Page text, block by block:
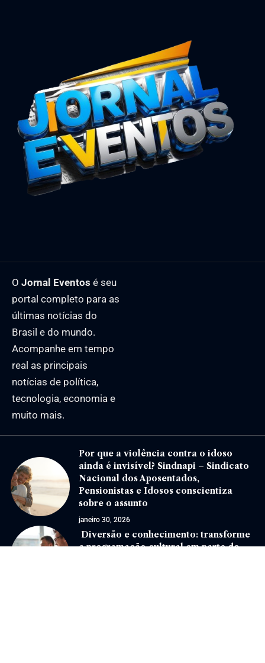
O Jornal Eventos é seu
portal completo para as
últimas notícias do
Brasil e do mundo.
Acompanhe em tempo
real as principais
notícias de política,
tecnologia, economia e
muito mais.
Por que a violência contra o idoso
ainda é invisível? Sindnapi – Sindicato
Nacional dos Aposentados,
Pensionistas e Idosos conscientiza
sobre o assunto
janeiro 30, 2026
Diversão e conhecimento: transforme
a programação cultural em parte do